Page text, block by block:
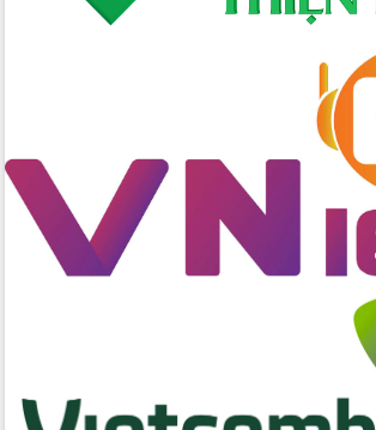
Đắk Lắk phát động hưởng ứng Ngày
Tổ chức trang trọng Lễ hội Đền thờ
Lương Văn Chánh năm 2026
Phó Bí thư Tỉnh ủy Đắk Lắk Đỗ Hữu
Huy giữ chức Bí thư Đảng ủy Ủy Ban
Nhân dân tỉnh
Đánh giá, rút kinh nghiệm công tác tổ